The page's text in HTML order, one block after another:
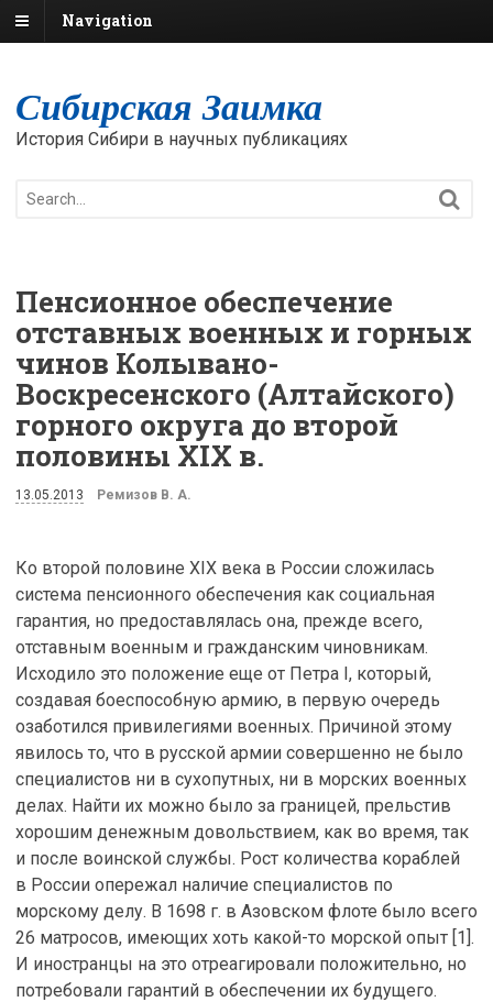
Navigation
Сибирская Заимка
История Сибири в научных публикациях
Пенсионное обеспечение
отставных военных и горных
чинов Колывано-
Воскресенского (Алтайского)
горного округа до второй
половины XIX в.
13.05.2013 Ремизов В. А.
Ко второй половине XIX века в России сложилась
система пенсионного обеспечения как социальная
гарантия, но предоставлялась она, прежде всего,
отставным военным и гражданским чиновникам.
Исходило это положение еще от Петра I, который,
создавая боеспособную армию, в первую очередь
озаботился привилегиями военных. Причиной этому
явилось то, что в русской армии совершенно не было
специалистов ни в сухопутных, ни в морских военных
делах. Найти их можно было за границей, прельстив
хорошим денежным довольствием, как во время, так
и после воинской службы. Рост количества кораблей
в России опережал наличие специалистов по
морскому делу. В 1698 г. в Азовском флоте было всего
26 матросов, имеющих хоть какой-то морской опыт [1].
И иностранцы на это отреагировали положительно, но
потребовали гарантий в обеспечении их будущего.